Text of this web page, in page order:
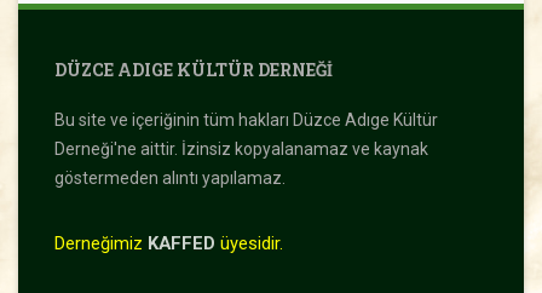
DÜZCE ADIGE KÜLTÜR DERNEĞI
Bu site ve içeriğinin tüm hakları Düzce Adıge Kültür
Derneği'ne aittir. İzinsiz kopyalanamaz ve kaynak
göstermeden alıntı yapılamaz.
Derneğimiz KAFFED üyesidir.